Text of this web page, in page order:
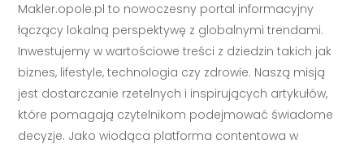
Makler.opole.pl to nowoczesny portal informacyjny
łączący lokalną perspektywę z globalnymi trendami.
Inwestujemy w wartościowe treści z dziedzin takich jak
biznes, lifestyle, technologia czy zdrowie. Naszą misją
jest dostarczanie rzetelnych i inspirujących artykułów,
które pomagają czytelnikom podejmować świadome
decyzje. Jako wiodąca platforma contentowa w